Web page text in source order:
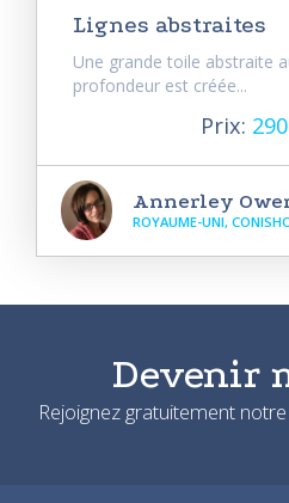
Lignes abstraites
Une grande toile abstraite
profondeur est créée...
Prix:
Annerley
ROYAUME-UNI,
Devenir
Rejoignez gratuitement